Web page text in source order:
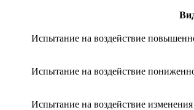
Испытание на воздействие
Испытание на воздействие
Испытание на воздействие